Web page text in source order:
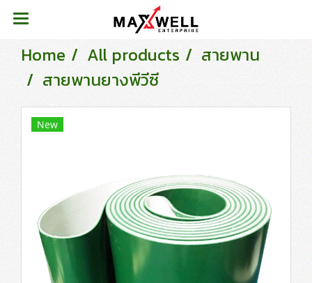
Home All products
สายพาน
สายพานยางพีวีซี
New